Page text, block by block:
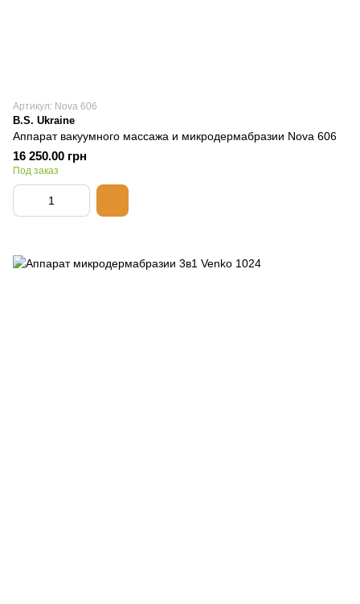
Артикул: Nova 606
B.S. Ukraine
Аппарат вакуумного массажа и микродермабразии Nova 606
16 250.00 грн
Под заказ